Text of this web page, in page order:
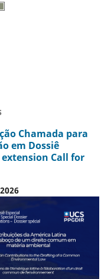
Chamada para
em Dossiê
Call for